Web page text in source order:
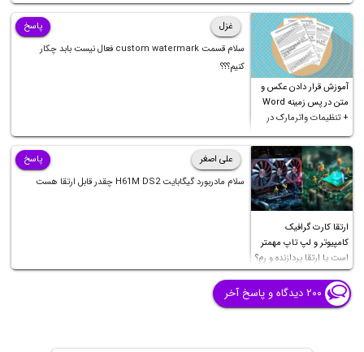
آموزش قرار دادن عکس و
متن در پس زمینه Word
+ تنظیمات واترمارک در
ورد
غزل
سلام قسمت custom watermark فعال نیست بابد چکار
کنیم؟؟؟
پاسخ
ارتقا کارت گرافیک
کامپیوتر و لپ تاپ مهمتر
است یا ارتقا پردازنده و رم؟
علی اصغر
سلام مادربورد گیگابایت H61M DS2 چقدر قابل ارتقا هست
پاسخ
۲۰۰ دیدگاه و پاسخ آخر